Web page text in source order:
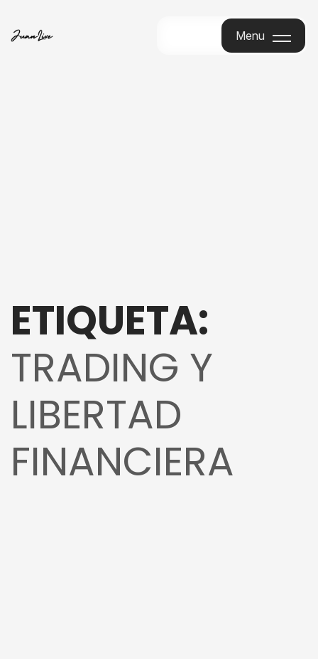
Menu
ETIQUETA:
TRADING Y
LIBERTAD
FINANCIERA